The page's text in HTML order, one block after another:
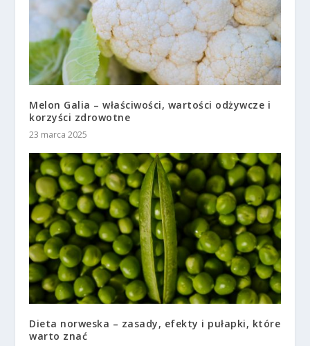
Melon Galia – właściwości, wartości odżywcze i
korzyści zdrowotne
23 marca 2025
Dieta norweska – zasady, efekty i pułapki, które
warto znać